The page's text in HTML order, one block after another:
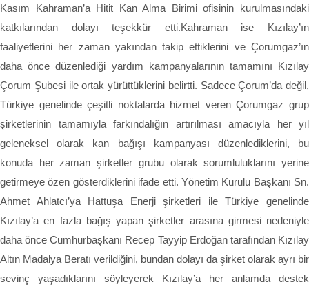
Kasım Kahraman’a Hitit Kan Alma Birimi ofisinin kurulmasındaki
katkılarından dolayı teşekkür etti.Kahraman ise Kızılay’ın
faaliyetlerini her zaman yakından takip ettiklerini ve Çorumgaz’ın
daha önce düzenlediği yardım kampanyalarının tamamını Kızılay
Çorum Şubesi ile ortak yürüttüklerini belirtti. Sadece Çorum’da değil,
Türkiye genelinde çeşitli noktalarda hizmet veren Çorumgaz grup
şirketlerinin tamamıyla farkındalığın artırılması amacıyla her yıl
geleneksel olarak kan bağışı kampanyası düzenlediklerini, bu
konuda her zaman şirketler grubu olarak sorumluluklarını yerine
getirmeye özen gösterdiklerini ifade etti. Yönetim Kurulu Başkanı Sn.
Ahmet Ahlatcı’ya Hattuşa Enerji şirketleri ile Türkiye genelinde
Kızılay’a en fazla bağış yapan şirketler arasına girmesi nedeniyle
daha önce Cumhurbaşkanı Recep Tayyip Erdoğan tarafından Kızılay
Altın Madalya Beratı verildiğini, bundan dolayı da şirket olarak ayrı bir
sevinç yaşadıklarını söyleyerek Kızılay’a her anlamda destek